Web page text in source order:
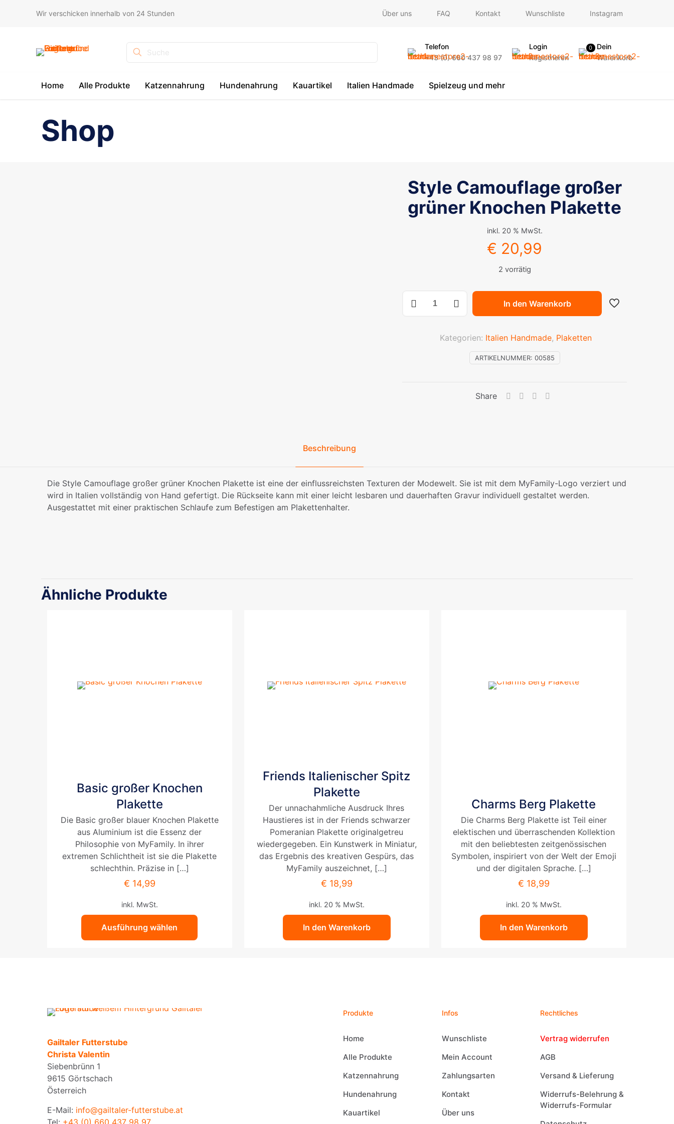
Wir verschicken innerhalb von 24 Stunden Über uns FAQ Kontakt Wunschliste Instagram
Suche
Telefon
+43 (0) 660 437 98 97
Login
Registrieren
0
Dein
Warenkorb
Home Alle Produkte Katzennahrung Hundenahrung Kauartikel Italien Handmade Spielzeug und mehr
Shop
Style Camouflage großer
grüner Knochen Plakette
inkl. 20 % MwSt.
€ 20,99
2 vorrätig
Camouflage
In den Warenkorb
ARTIKELNUMMER: 00585
Kategorien: Italien Handmade, Plaketten
Share
Beschreibung
Die Style Camouflage großer grüner Knochen Plakette ist eine der einflussreichsten Texturen der Modewelt. Sie ist mit dem MyFamily-Logo verziert und
wird in Italien vollständig von Hand gefertigt. Die Rückseite kann mit einer leicht lesbaren und dauerhaften Gravur individuell gestaltet werden.
Ausgestattet mit einer praktischen Schlaufe zum Befestigen am Plakettenhalter.
Ähnliche Produkte
Basic großer Knochen
Plakette
Die Basic großer blauer Knochen Plakette
aus Aluminium ist die Essenz der
Philosophie von MyFamily. In ihrer
extremen Schlichtheit ist sie die Plakette
schlechthin. Präzise in […]
€ 14,99
inkl. MwSt.
Ausführung wählen
Produkt
weist
mehrere
Varianten
auf.
Die
Optionen
können
auf
Produktseite
werden
Friends Italienischer Spitz
Plakette
Der unnachahmliche Ausdruck Ihres
Haustieres ist in der Friends schwarzer
Pomeranian Plakette originalgetreu
wiedergegeben. Ein Kunstwerk in Miniatur,
das Ergebnis des kreativen Gespürs, das
MyFamily auszeichnet, […]
€ 18,99
inkl. 20 % MwSt.
In den Warenkorb
Charms Berg Plakette
Die Charms Berg Plakette ist Teil einer
elektischen und überraschenden Kollektion
mit den beliebtesten zeitgenössischen
Symbolen, inspiriert von der Welt der Emoji
und der digitalen Sprache. […]
€ 18,99
inkl. 20 % MwSt.
In den Warenkorb
Gailtaler Futterstube
Christa Valentin
Siebenbrünn 1
9615 Görtschach
Österreich
E-Mail: info@gailtaler-futterstube.at
Produkte
Home
Alle Produkte
Katzennahrung
Hundenahrung
Kauartikel
Infos
Wunschliste
Mein Account
Zahlungsarten
Kontakt
Über uns
Rechtliches
Vertrag widerrufen
AGB
Versand & Lieferung
Widerrufs-Belehrung &
Widerrufs-Formular